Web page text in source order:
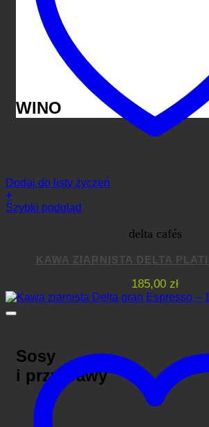
WINO
Sosy
i przyprawy
Dodaj do listy życzeń
+
Szybki podgląd
delta cafés
KAWA ZIARNISTA DELTA
185,00 zł